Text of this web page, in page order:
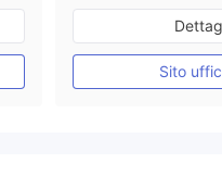
Regolamentato
Market Making
cTrader
Sito